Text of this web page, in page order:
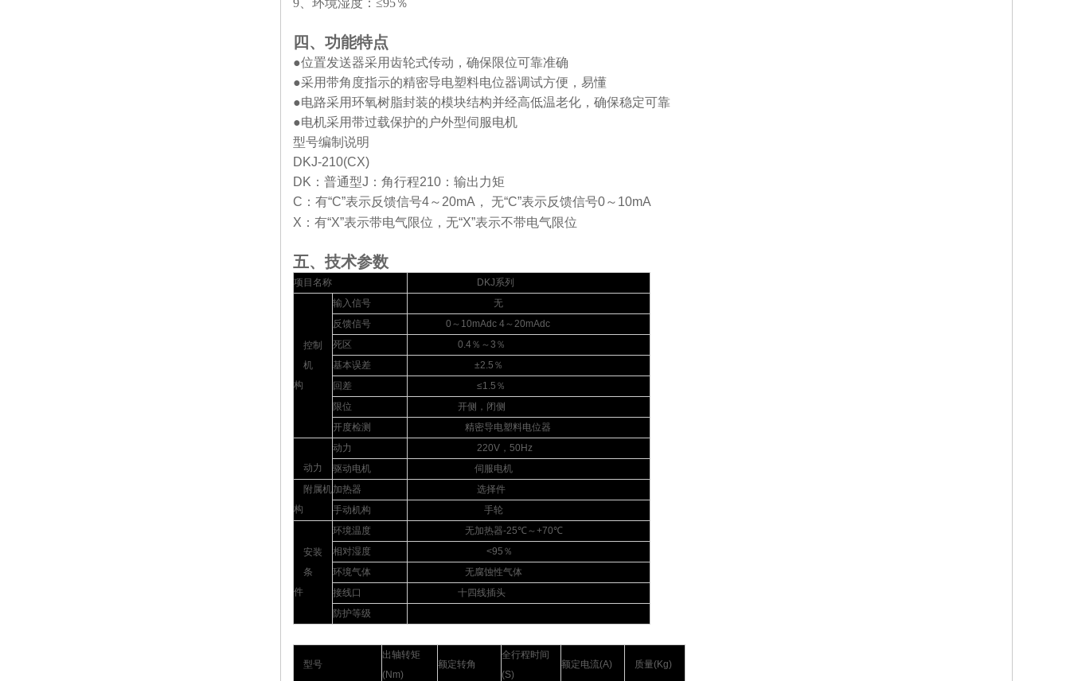
9 、环境湿度：≤95％
四、 功能特点
●位置发送器采用齿轮式传动，确保限位可靠准确
●采用带角度指示的精密导电塑料电位器调试方便，易懂
●电路采用环氧树脂封装的模块结构并经高低温老化，确保稳定可靠
●电机采用带过载保护的户外型伺服电机
型号编制说明
DKJ-210(CX)
DK ：普通型J ：角行程210 ：输出力矩
C ：有“C”表示反馈信号4～ 20mA ， 无“C”表示反馈信号0～ 10mA
X ：有“X”表示带电气限位，无“X”表示不带电气限位
五、 技术参数
项目名称 DKJ系列
控制
机
构
输入信号
无
反馈信号
0 ～ 10mAdc 4～ 20mAdc
死区
0.4％～ 3 ％
基本误差
±2.5 ％
回差
≤1.5 ％
限位
开侧，闭侧
开度检测
精密导电塑料电位器
动力
动力 220V ， 50Hz
驱动电机
伺服电机
附属机
构
加热器
选择件
手动机构
手轮
安装
条
件
环境温度 无加热器-25℃～ +70℃
相对湿度
<95 ％
环境气体
无腐蚀性气体
接线口
十四线插头
防护等级
型号
出轴转矩
(Nm)
额定转角
全行程时间
(S)
额定电流(A) 质量(Kg)